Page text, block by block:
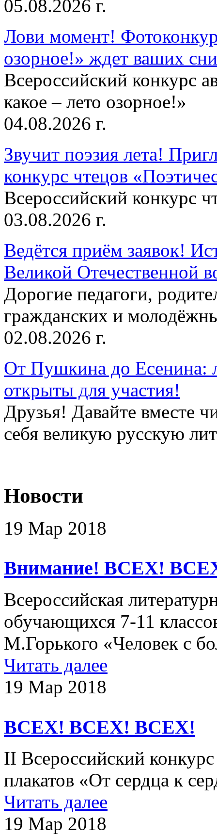
05.08.2026 г.
Лови момент!
озорное!» ждет ваших
Всероссийский конкурс
какое – лето озорное!»
04.08.2026 г.
Звучит поэзия лета!
конкурс чтецов
Всероссийский конкурс
03.08.2026 г.
Ведётся приём заявок!
Великой Отечественной
Дорогие педагоги,
гражданских и
02.08.2026 г.
От Пушкина до Есенина:
открыты для участия!
Друзья! Давайте вместе
себя великую русскую
Новости
19 Мар 2018
Внимание! ВСЕХ!
Всероссийская
обучающихся 7-11
М.Горького «Человек с
Читать далее
19 Мар 2018
ВСЕХ! ВСЕХ! ВСЕХ!
II Всероссийский
плакатов «От сердца к
Читать далее
19 Мар 2018